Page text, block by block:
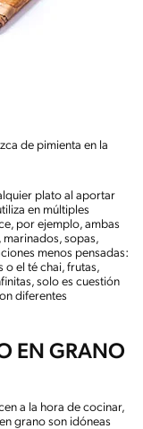
de pimienta en la
plato al aportar
en múltiples
por ejemplo, ambas
sopas,
menos pensadas:
o el té chai, frutas,
solo es cuestión
diferentes
EN GRANO
a la hora de cocinar,
grano son idóneas